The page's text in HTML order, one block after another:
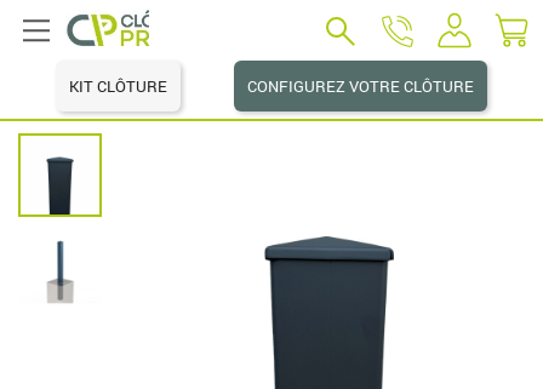
KIT CLÔTURE CONFIGUREZ VOTRE CLÔTURE